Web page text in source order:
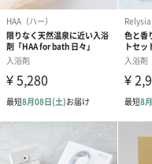
ダンボール装飾（ひま